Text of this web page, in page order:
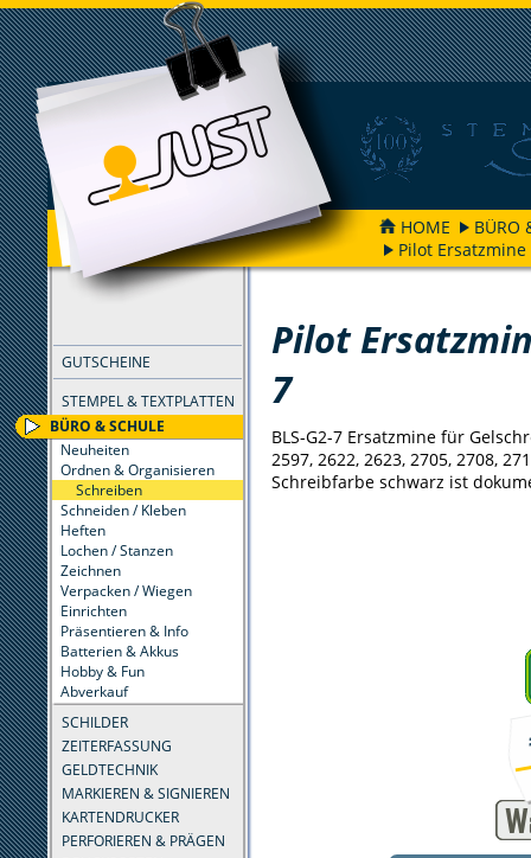
HOME
BÜRO
Pilot Ersatzmine
GUTSCHEINE
STEMPEL & TEXTPLATTEN
BÜRO & SCHULE
Neuheiten
Ordnen & Organisieren
Schreiben
Schneiden / Kleben
Heften
Lochen / Stanzen
Zeichnen
Verpacken / Wiegen
Einrichten
Präsentieren & Info
Batterien & Akkus
Hobby & Fun
Abverkauf
SCHILDER
ZEITERFASSUNG
GELDTECHNIK
MARKIEREN & SIGNIEREN
KARTENDRUCKER
PERFORIEREN & PRÄGEN
FILTER
Pilot
7
BLS-G2-7 Ersatzmine für
2597, 2622, 2623, 2705, 2708,
Schreibfarbe schwarz ist